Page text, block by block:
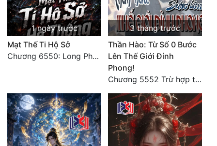
1 ngày trước
Mạt Thế Ti Hộ Sở
Chương 6550: Long Phượng Thần Trận
3 tháng trước
Thần Hào: Từ Số 0 Bước
Lên Thế Giới Đỉnh
Phong!
Chương 5552 Trừ hợp tác, không còn cách nào khác!